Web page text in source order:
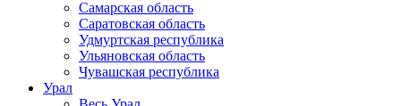
Самарская область
Саратовская область
Удмуртская республика
Ульяновская область
Чувашская республика
Урал